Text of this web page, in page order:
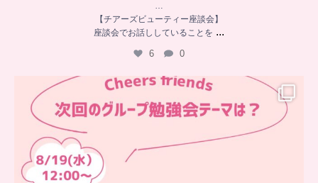
…
【チアーズビューティー座談会】
座談会でお話ししていることを ...
6 0
…
グループ勉強会